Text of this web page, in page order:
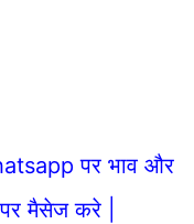
पर भाव और
मैसेज करे |